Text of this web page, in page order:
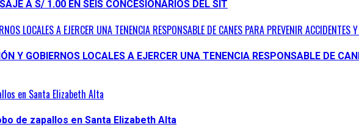
A S/ 1.00 EN SEIS CONCESIONARIOS DEL SIT
LOCALES A EJERCER UNA TENENCIA RESPONSABLE DE CANES PARA PREVENIR
Y GOBIERNOS LOCALES A EJERCER UNA TENENCIA RESPONSABLE DE
en Santa Elizabeth Alta
de zapallos en Santa Elizabeth Alta